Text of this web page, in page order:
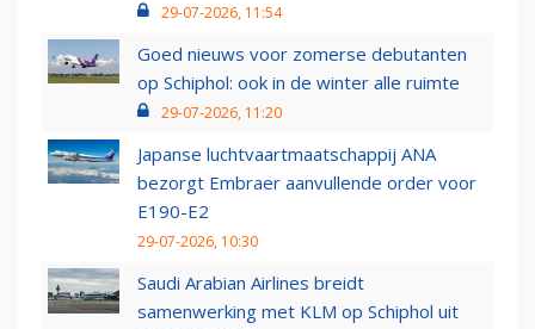
29-07-2026, 11:54
Goed nieuws voor zomerse debutanten
op Schiphol: ook in de winter alle ruimte
29-07-2026, 11:20
Japanse luchtvaartmaatschappij ANA
bezorgt Embraer aanvullende order voor
E190-E2
29-07-2026, 10:30
Saudi Arabian Airlines breidt
samenwerking met KLM op Schiphol uit